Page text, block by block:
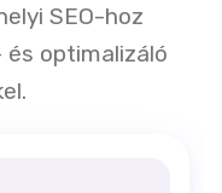
SEO-hoz
optimalizáló